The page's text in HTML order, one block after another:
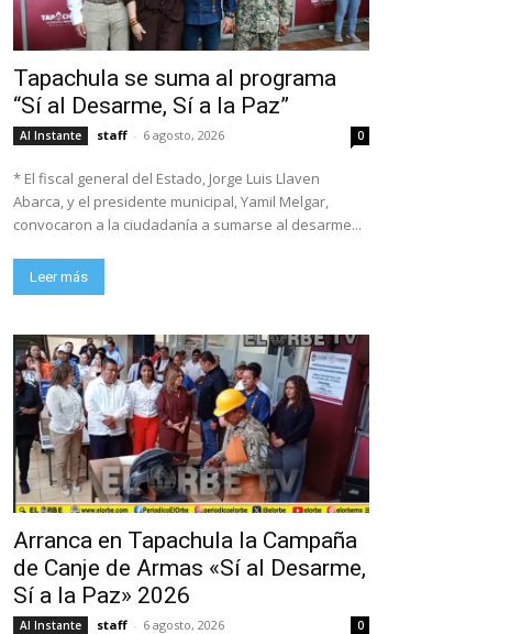
Tapachula se suma al programa
“Sí al Desarme, Sí a la Paz”
Al Instante staff - 6 agosto, 2026 0
* El fiscal general del Estado, Jorge Luis Llaven
Abarca, y el presidente municipal, Yamil Melgar,
convocaron a la ciudadanía a sumarse al desarme...
Leer más
Arranca en Tapachula la Campaña
de Canje de Armas «Sí al Desarme,
Sí a la Paz» 2026
Al Instante staff - 6 agosto, 2026 0